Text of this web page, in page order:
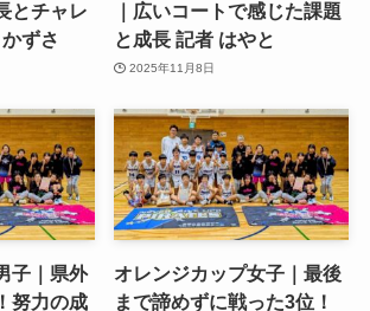
とチャレ
ずさ
｜広いコートで感じた課題
と成長 記者 はやと
2025年11月8日
子｜県外
努力の成
オレンジカップ女子｜最後
まで諦めずに戦った3位！